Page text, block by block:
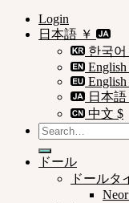
Login
日本語 ￥
한국어
English
English
日本語
中文 $
Search
for:
ドール
ドールタ